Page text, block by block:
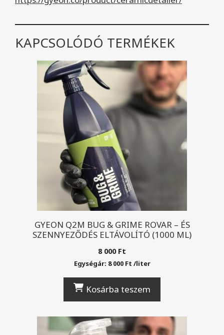
KAPCSOLÓDÓ TERMÉKEK
GYEON Q2M BUG & GRIME ROVAR – ÉS
SZENNYEZŐDÉS ELTÁVOLÍTÓ (1000 ML)
8 000 Ft
Egységár: 8 000 Ft /liter
Kosárba teszem